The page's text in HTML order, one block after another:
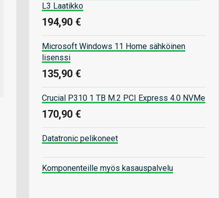
L3 Laatikko
194,90 €
Microsoft Windows 11 Home sähköinen
lisenssi
135,90 €
Crucial P310 1 TB M.2 PCI Express 4.0 NVMe
170,90 €
Datatronic pelikoneet
Komponenteille myös kasauspalvelu